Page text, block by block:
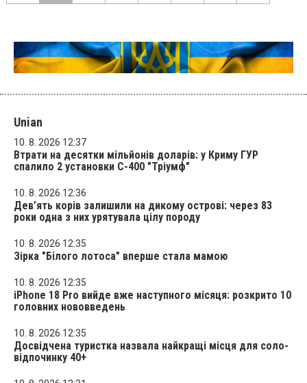
Unian
10. 8. 2026 12:37
Втрати на десятки мільйонів доларів: у Криму ГУР
спалило 2 установки С-400 "Тріумф"
10. 8. 2026 12:36
Дев’ять корів залишили на дикому острові: через 83
роки одна з них урятувала цілу породу
10. 8. 2026 12:35
Зірка "Білого лотоса" вперше стала мамою
10. 8. 2026 12:35
iPhone 18 Pro вийде вже наступного місяця: розкрито 10
головних нововведень
10. 8. 2026 12:35
Досвідчена туристка назвала найкращі місця для соло-
відпочинку 40+